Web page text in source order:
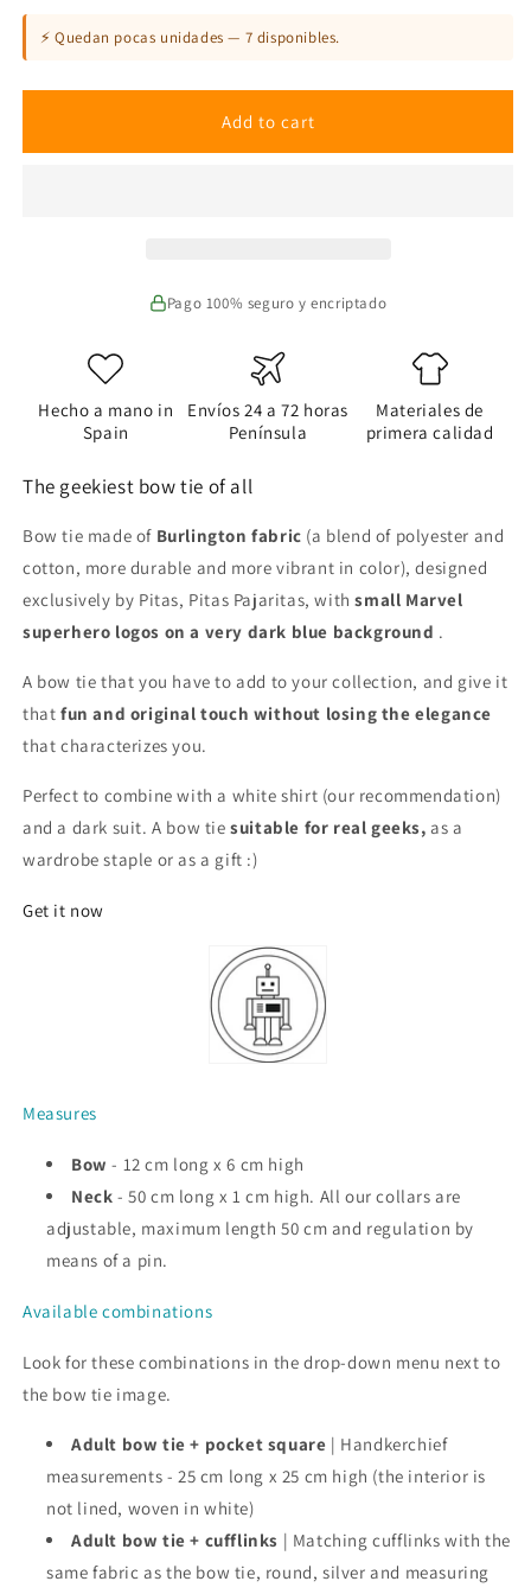
for
Avengers
for
⚡ Quedan pocas unidades — 7 disponibles.
Add to cart
Pago 100% seguro y encriptado
Hecho a mano in
Spain
Envíos 24 a 72 horas
Península
Materiales de
primera calidad
The geekiest bow tie of all
Bow tie made of Burlington fabric (a blend of polyester and
cotton, more durable and more vibrant in color), designed
exclusively by Pitas, Pitas Pajaritas, withsmall Marvel
superhero logos on a very dark blue background .
A bow tie that you have to add to your collection, and give it
that fun and original touch without losing the elegance
that characterizes you.
Perfect to combine with a white shirt (our recommendation)
and a dark suit. A bow tiesuitable for real geeks, as a
wardrobe staple or as a gift :)
Get it now
Measures
Bow - 12 cm long x 6 cm high
Neck - 50 cm long x 1 cm high. All our collars are
adjustable, maximum length 50 cm and regulation by
means of a pin.
Available combinations
Look for these combinations in the drop-down menu next to
the bow tie image.
Adult bow tie + pocket square | Handkerchief
measurements - 25 cm long x 25 cm high (the interior is
not lined, woven in white)
Adult bow tie + cufflinks | Matching cufflinks with the
same fabric as the bow tie, round, silver and measuring